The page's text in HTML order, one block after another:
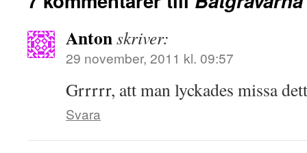
Antonskriver:
29 november, 2011 kl. 09:57
Grrrrr, att man lyckades missa
Svara